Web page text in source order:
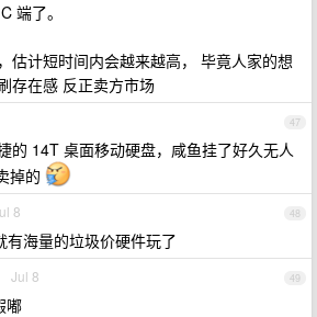
端了。
估计短时间内会越来越高， 毕竟人家的想
存在感 反正卖方市场
47
的 14T 桌面移动硬盘，咸鱼挂了好久无人
掉的
48
8
有海量的垃圾价硬件玩了
49
Jul 8
嘟